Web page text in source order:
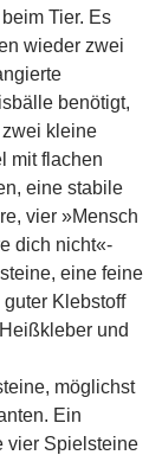
Tier. Es
wieder zwei
benötigt,
kleine
mit flachen
eine stabile
vier »Mensch
dich nicht«-
eine feine
guter Klebstoff
und
möglichst
Ein
vier Spielsteine